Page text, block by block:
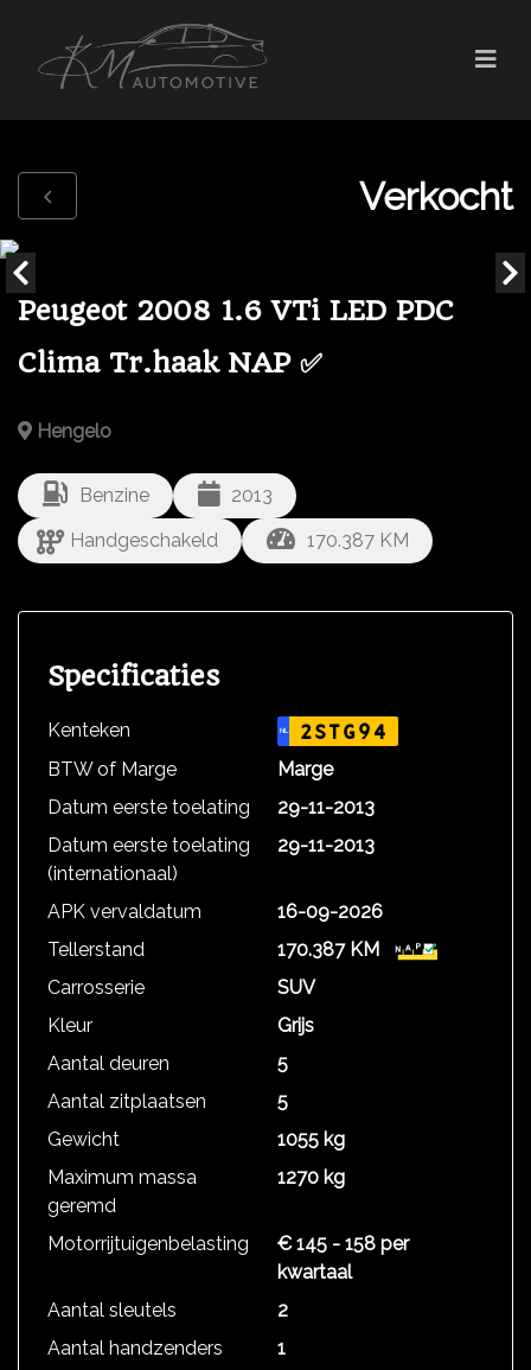
Verkocht
Peugeot 2008 1.6 VTi LED PDC
Clima Tr.haak NAP ✅
Hengelo
Benzine
2013
Handgeschakeld
170.387 KM
Specificaties
Kenteken NL 2STG94
BTW of Marge
Marge
Datum eerste toelating
29-11-2013
Datum eerste toelating
(internationaal)
29-11-2013
APK vervaldatum
16-09-2026
Tellerstand
170.387 KM
Carrosserie
SUV
Kleur
Grijs
Aantal deuren
5
Aantal zitplaatsen
5
Gewicht
1055 kg
Maximum massa
geremd
1270 kg
Motorrijtuigenbelasting
€ 145 - 158 per
kwartaal
Aantal sleutels
2
Aantal handzenders
1